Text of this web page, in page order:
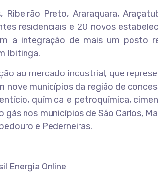
Ribeirão Preto, Araraquara,
residenciais e 20 novos
a integração de mais um posto
Ibitinga.
ao mercado industrial, que
nove municípios da região de
química e petroquímica,
gás nos municípios de São Carlos,
e Pederneiras.
Energia Online